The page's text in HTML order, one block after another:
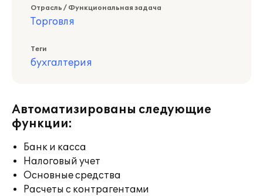
Отрасль / Функциональная задача
Торговля
Теги
бухгалтерия
Автоматизированы следующие
функции:
Банк и касса
Налоговый учет
Основные средства
Расчеты с контрагентами